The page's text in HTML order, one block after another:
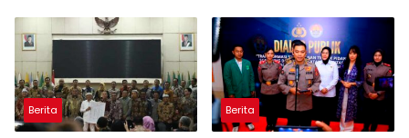
Berita Berita